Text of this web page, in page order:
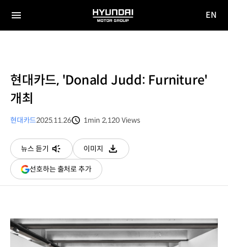
전체
HYUNDAI
MOTOR
EN
현대카드, 'Donald Judd: Furniture'
개최
현대카드2025.11.26
1min 2,120 Views
뉴스 듣기
이미지
다운로드
선호하는 출처로 추가(새
창